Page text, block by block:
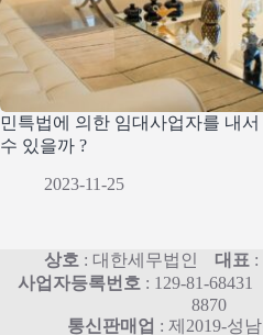
민특법에 의한 임대사업자를 내
수 있을까 ?
2023-11-25
상호 : 대한세무법인 대표 :
사업자등록번호 : 129-81-68431
8870
통신판매업 : 제2019-성